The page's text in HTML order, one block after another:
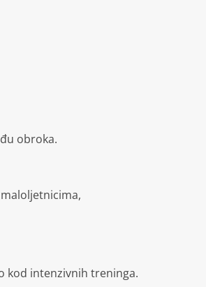
obroka.
kod intenzivnih treninga.